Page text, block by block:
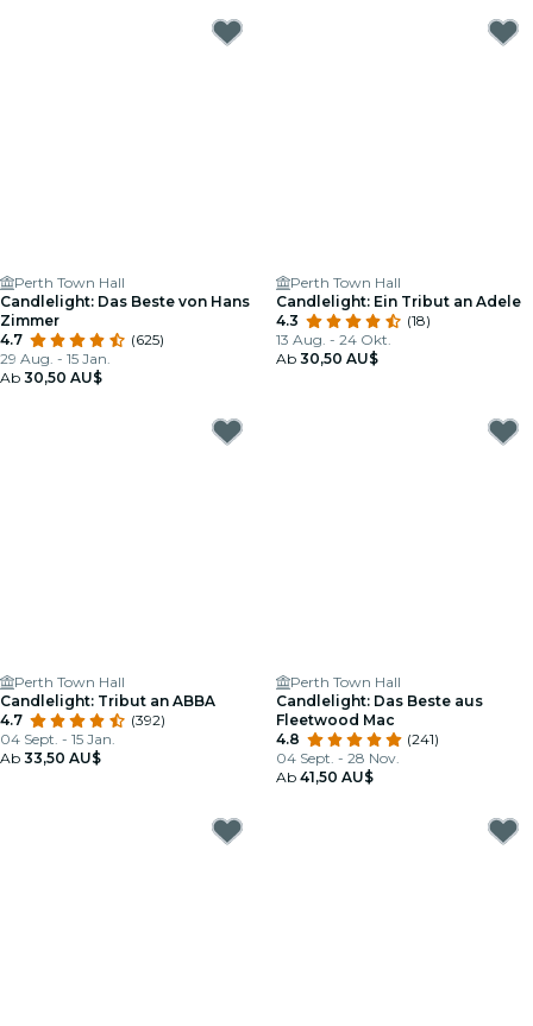
Perth Town Hall
Candlelight: Das Beste von Hans
Zimmer
4.7
(625)
29 Aug. - 15 Jan.
Ab 30,50 AU$
Perth Town Hall
Candlelight: Ein Tribut an Adele
4.3
(18)
13 Aug. - 24 Okt.
Ab 30,50 AU$
Perth Town Hall
Candlelight: Tribut an ABBA
4.7
(392)
04 Sept. - 15 Jan.
Ab 33,50 AU$
Perth Town Hall
Candlelight: Das Beste aus
Fleetwood Mac
4.8
(241)
04 Sept. - 28 Nov.
Ab 41,50 AU$